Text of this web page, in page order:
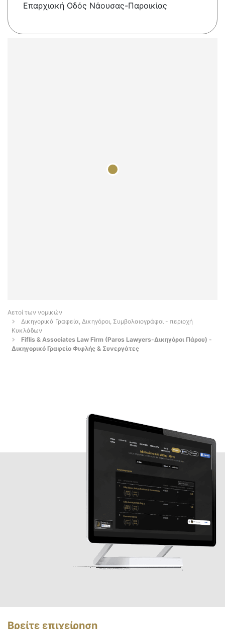
Επαρχιακή Οδός Νάουσας-Παροικίας
Αετοί των νομικών
Δικηγορικά Γραφεία, Δικηγόροι, Συμβολαιογράφοι - περιοχή
Κυκλάδων
Fiflis & Associates Law Firm (Paros Lawyers-Δικηγόροι Πάρου) -
Δικηγορικό Γραφείο Φιφλής & Συνεργάτες
Βρείτε επιχείρηση